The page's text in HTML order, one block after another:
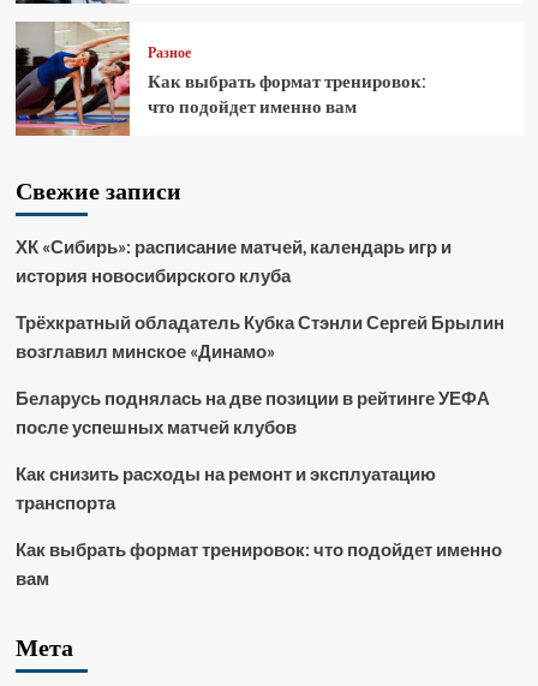
Разное
Как выбрать формат тренировок:
что подойдет именно вам
Свежие записи
ХК «Сибирь»: расписание матчей, календарь игр и
история новосибирского клуба
Трёхкратный обладатель Кубка Стэнли Сергей Брылин
возглавил минское «Динамо»
Беларусь поднялась на две позиции в рейтинге УЕФА
после успешных матчей клубов
Как снизить расходы на ремонт и эксплуатацию
транспорта
Как выбрать формат тренировок: что подойдет именно
вам
Мета